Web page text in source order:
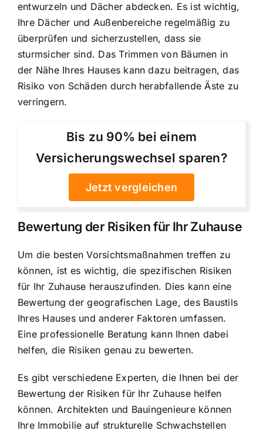
entwurzeln und Dächer abdecken. Es ist wichtig,
Ihre Dächer und Außenbereiche regelmäßig zu
überprüfen und sicherzustellen, dass sie
sturmsicher sind. Das Trimmen von Bäumen in
der Nähe Ihres Hauses kann dazu beitragen, das
Risiko von Schäden durch herabfallende Äste zu
verringern.
Bis zu 90% bei einem
Versicherungswechsel sparen?
Jetzt vergleichen
Bewertung der Risiken für Ihr Zuhause
Um die besten Vorsichtsmaßnahmen treffen zu
können, ist es wichtig, die spezifischen Risiken
für Ihr Zuhause herauszufinden. Dies kann eine
Bewertung der geografischen Lage, des Baustils
Ihres Hauses und anderer Faktoren umfassen.
Eine professionelle Beratung kann Ihnen dabei
helfen, die Risiken genau zu bewerten.
Es gibt verschiedene Experten, die Ihnen bei der
Bewertung der Risiken für Ihr Zuhause helfen
können. Architekten und Bauingenieure können
Ihre Immobilie auf strukturelle Schwachstellen